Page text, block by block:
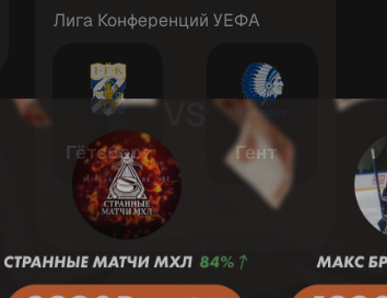
Лига Конференций УЕФА
Гётеборг Гент